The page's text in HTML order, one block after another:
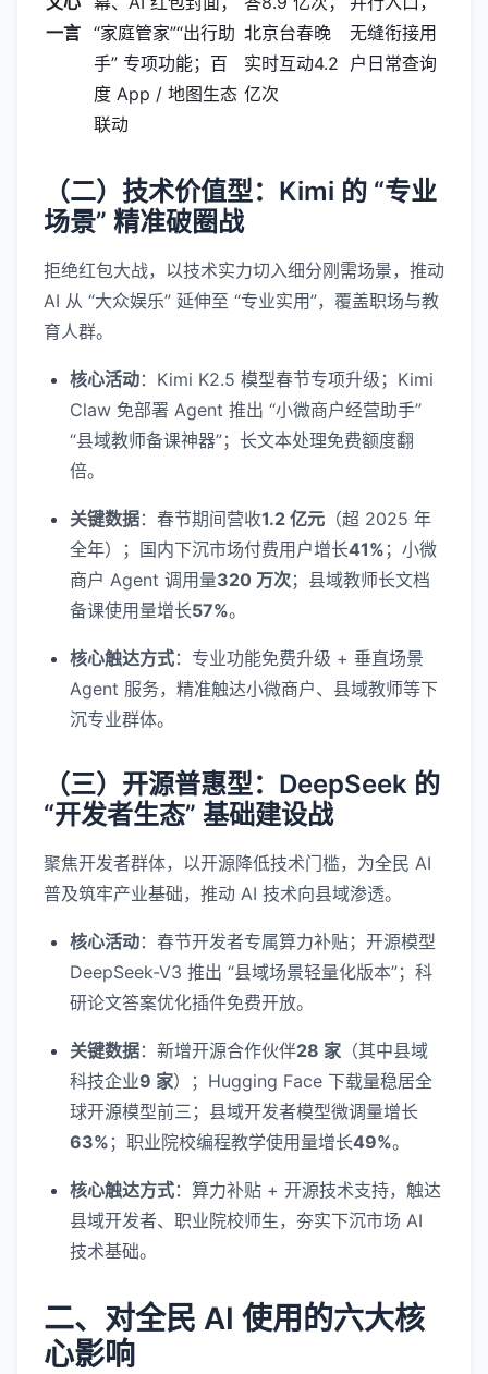
一言 “家庭管家”“出行助
手” 专项功能；百
度 App / 地图生态
联动
北京台春晚
实时互动4.2
亿次
无缝衔接用
户日常查询
（二）技术价值型：Kimi 的 “专业
场景” 精准破圈战
拒绝红包大战，以技术实力切入细分刚需场景，推动
AI 从 “大众娱乐” 延伸至 “专业实用”，覆盖职场与教
育人群。
核心活动：Kimi K2.5 模型春节专项升级；Kimi
Claw 免部署 Agent 推出 “小微商户经营助手”
“县域教师备课神器”；长文本处理免费额度翻
倍。
关键数据：春节期间营收1.2 亿元 （超 2025 年
全年）；国内下沉市场付费用户增长41% ；小微
商户 Agent 调用量320 万次；县域教师长文档
备课使用量增长57%。
核心触达方式：专业功能免费升级 + 垂直场景
Agent 服务，精准触达小微商户、县域教师等下
沉专业群体。
（三）开源普惠型：DeepSeek 的
“开发者生态” 基础建设战
聚焦开发者群体，以开源降低技术门槛，为全民 AI
普及筑牢产业基础，推动 AI 技术向县域渗透。
核心活动：春节开发者专属算力补贴；开源模型
DeepSeek-V3 推出 “县域场景轻量化版本”；科
研论文答案优化插件免费开放。
关键数据：新增开源合作伙伴28 家 （其中县域
科技企业9 家）；Hugging Face 下载量稳居全
球开源模型前三；县域开发者模型微调量增长
63% ；职业院校编程教学使用量增长49%。
核心触达方式：算力补贴 + 开源技术支持，触达
县域开发者、职业院校师生，夯实下沉市场 AI
技术基础。
二、对全民 AI 使用的六大核
心影响